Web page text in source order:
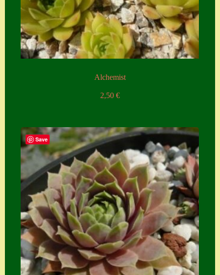
Alchemist
2,50 €
Save